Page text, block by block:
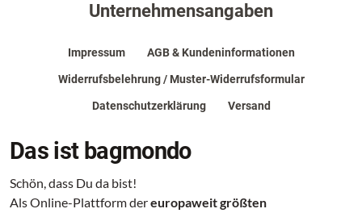
Unternehmensangaben
Impressum AGB & Kundeninformationen
Widerrufsbelehrung / Muster-Widerrufsformular
Datenschutzerklärung Versand
Das ist bagmondo
Schön, dass Du da bist!
Als Online-Plattform dereuropaweit größten